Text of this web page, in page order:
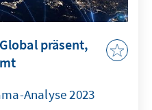
präsent,
Analyse 2023